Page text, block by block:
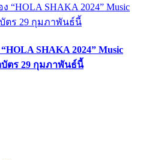
SHAKA 2024” Music
ตร 29 กุมภาพันธ์นี้